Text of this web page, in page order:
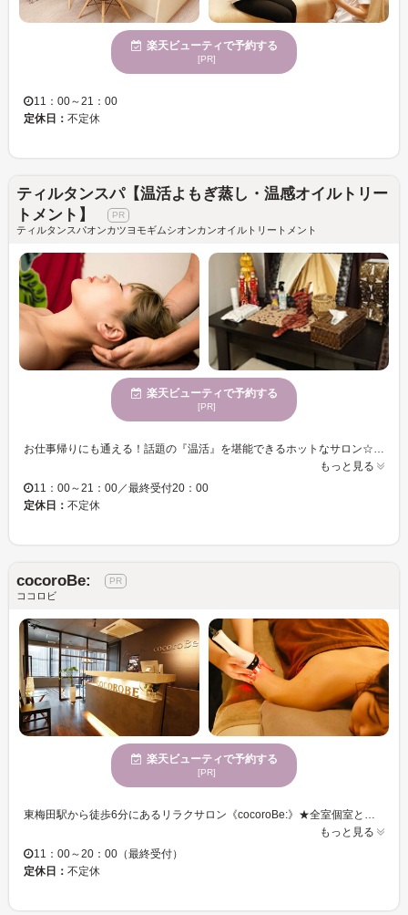
楽天ビューティで予約する
[PR]
11：00～21：00
定休日： 不定休
ティルタンスパ【温活よもぎ蒸し・温感オイルトリー
トメント】
ティルタンスパオンカツヨモギムシオンカンオイルトリートメント
楽天ビューティで予約する
[PR]
もっと見る
11：00～21：00／最終受付20：00
定休日： 不定休
cocoroBe:
ココロビ
楽天ビューティで予約する
[PR]
東梅田駅から徒歩6分にあるリラクサロン《cocoroBe:》★全室個室となっているので、自分だけの贅沢なサロンタイムをお過ごしください♪ 熟練のリンパマッサージ×高性能マシン『ハイパーナイフ』の相乗効果で短期間で美しいBodyラインに導きます♪是非効果をお試しください☆
もっと見る
11：00～20：00（最終受付）
定休日： 不定休